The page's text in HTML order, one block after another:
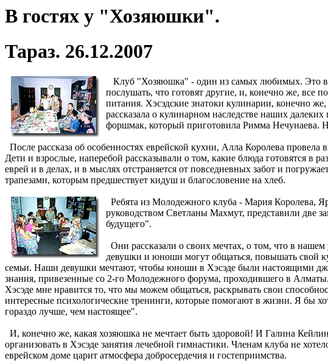
В гостях у "Хозяюшки".
Тараз. 26.12.2007
Клуб "Хозяюшка" - один из самых любимых. Это
послушать, что готовят другие, и, конечно же, все
питания. Хэсэдские знатоки кулинарии, конечно
рассказала о кулинарном наследстве наших
форшмак, который приготовила Римма Нечунаева.
После рассказа об особенностях еврейской кухни, Алла Королева
Дети и взрослые, наперебой рассказывали о том, какие блюда готовятся в
еврей и в делах, и в мыслях отстраняется от повседневных забот и
трапезами, которым предшествует кидуш и благословение на хлеб.
Ребята из Молодежного клуба - Мария Королева,
руководством Светланы Махмут, представили две
будущего".
Они рассказали о своих мечтах, о том, что в
девушки и юноши могут общаться, повышать свой
семьи. Наши девушки мечтают, чтобы юноши в Хэсэде были настоящими
знания, привезенные со 2-го Молодежного форума, проходившего в
Хэсэде мне нравится то, что мы можем общаться, раскрывать свои
интересные психологические тренинги, которые помогают в жизни. Я бы
гораздо лучше, чем настоящее".
И, конечно же, какая хозяюшка не мечтает быть здоровой! И Галина
организовать в Хэсэде занятия лечебной гимнастики. Членам клуба не
еврейском доме царит атмосфера добросердечия и гостеприимства.